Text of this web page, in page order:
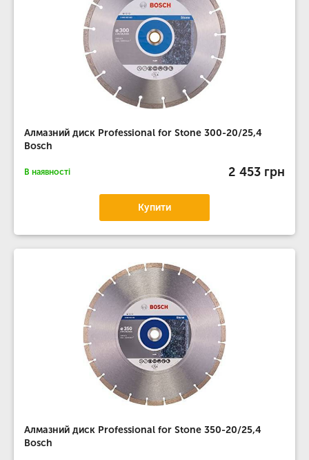
Алмазний диск Professional for Stone 300-20/25,4
Bosch
В наявності 2 453 грн
Купити
Алмазний диск Professional for Stone 350-20/25,4
Bosch